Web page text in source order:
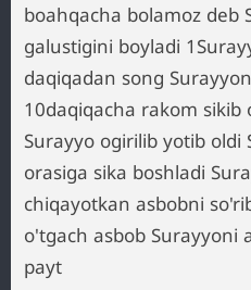
boahqacha bolamoz deb
galustigini boyladi
daqiqadan song
10daqiqacha rakom
Surayyo ogirilib yotib oldi
orasiga sika boshladi
chiqayotkan asbobni
o'tgach asbob Surayyoni
payt